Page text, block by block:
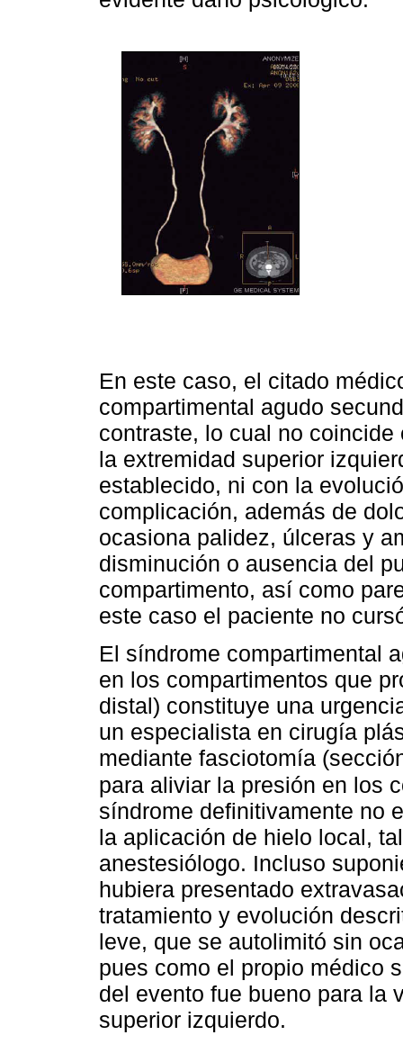
En este caso, el citado
compartimental agudo
contraste, lo cual no
la extremidad superior
establecido, ni con la
complicación, además de
ocasiona palidez, úlceras y
disminución o ausencia del
compartimento, así como
este caso el paciente no
El síndrome compartimental
en los compartimentos que
distal) constituye una
un especialista en cirugía
mediante fasciotomía
para aliviar la presión en los
síndrome definitivamente no
la aplicación de hielo local,
anestesiólogo. Incluso
hubiera presentado
tratamiento y evolución
leve, que se autolimitó sin
pues como el propio médico
del evento fue bueno para la
superior izquierdo.